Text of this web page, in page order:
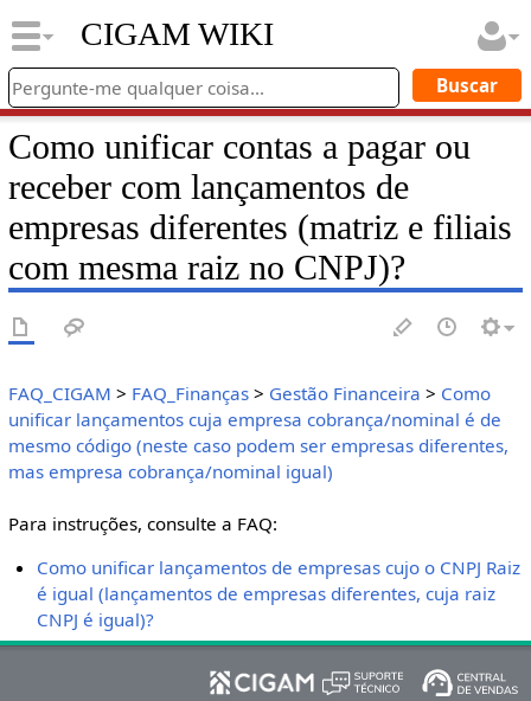
CIGAM WIKI
Como unificar contas a pagar ou
receber com lançamentos de
empresas diferentes (matriz e filiais
com mesma raiz no CNPJ)?
FAQ_CIGAM > FAQ_Finanças> Gestão Financeira > Como
unificar lançamentos cuja empresa cobrança/nominal é de
mesmo código (neste caso podem ser empresas diferentes,
mas empresa cobrança/nominal igual)
Para instruções, consulte a FAQ:
Como unificar lançamentos de empresas cujo o CNPJ Raiz
é igual (lançamentos de empresas diferentes, cuja raiz
CNPJ é igual)?